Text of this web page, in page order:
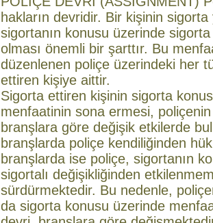
hakların devridir. Bir kişinin
sigortanın konusu üzerinde
olması önemli bir şarttır. Bu
düzenlenen poliçe üzerindeki her
ettiren kişiye aittir.
Sigorta ettiren kişinin sigorta
menfaatinin sona ermesi,
branşlara göre değişik etkilerde
branşlarda poliçe kendiliğinden
branşlarda ise poliçe, sigortanın
sigortalı değişikliğinden
sürdürmektedir. Bu nedenle,
da sigorta konusu üzerinde